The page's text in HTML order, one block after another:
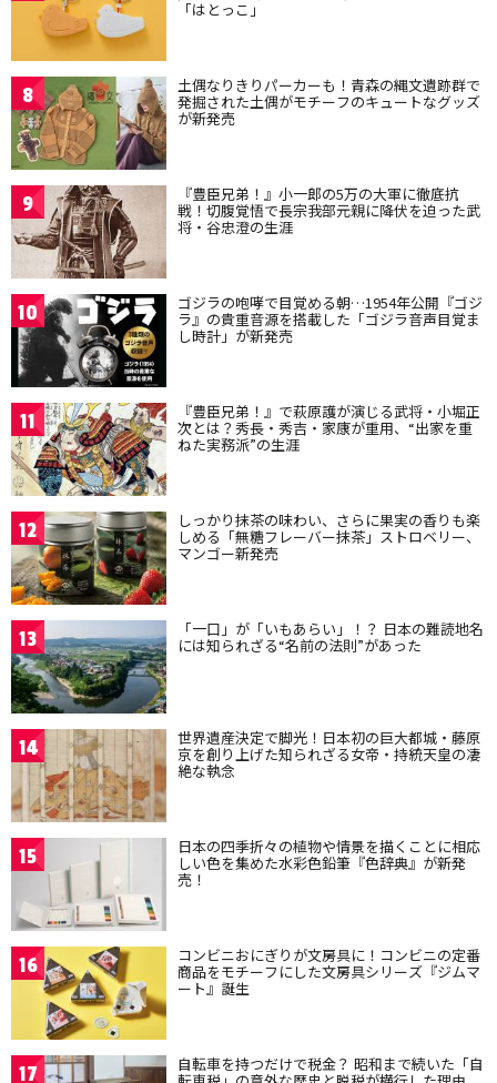
「はとっこ」
8 土偶なりきりパーカーも！青森の縄文遺跡群で
発掘された土偶がモチーフのキュートなグッズ
が新発売
9 『豊臣兄弟！』小一郎の5万の大軍に徹底抗
戦！切腹覚悟で長宗我部元親に降伏を迫った武
将・谷忠澄の生涯
10 ゴジラの咆哮で目覚める朝…1954年公開『ゴジ
ラ』の貴重音源を搭載した「ゴジラ音声目覚ま
し時計」が新発売
11 『豊臣兄弟！』で萩原護が演じる武将・小堀正
次とは？秀長・秀吉・家康が重用、“出家を重
ねた実務派”の生涯
12 しっかり抹茶の味わい、さらに果実の香りも楽
しめる「無糖フレーバー抹茶」ストロベリー、
マンゴー新発売
13 「一口」が「いもあらい」！？ 日本の難読地名
には知られざる“名前の法則”があった
14 世界遺産決定で脚光！日本初の巨大都城・藤原
京を創り上げた知られざる女帝・持統天皇の凄
絶な執念
15 日本の四季折々の植物や情景を描くことに相応
しい色を集めた水彩色鉛筆『色辞典』が新発
売！
16 コンビニおにぎりが文房具に！コンビニの定番
商品をモチーフにした文房具シリーズ『ジムマ
ート』誕生
17 自転車を持つだけで税金？ 昭和まで続いた「自